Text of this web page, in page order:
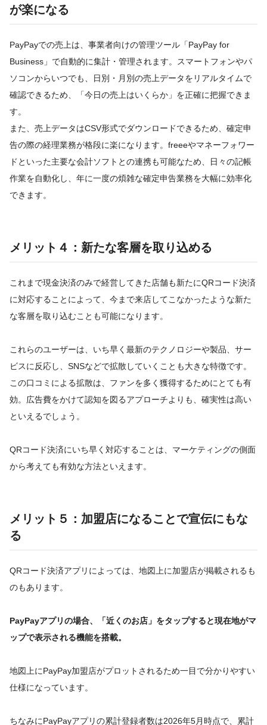
が楽になる
PayPayでの売上は、事業者向けの管理ツール「PayPay for
Business」で自動的に集計・管理されます。スマートフォンやパ
ソコンからいつでも、日別・月別の売上データをリアルタイムで
確認できるため、「今日の売上はいくらか」を正確に把握できま
す。
また、売上データはCSV形式でダウンロードできるため、確定申
告の際の経理業務が格段に楽になります。freeeやマネーフォワー
ドといった主要な会計ソフトとの連携も可能なため、日々の記帳
作業を自動化し、年に一度の煩雑な確定申告業務を大幅に効率化
できます。
メリット４：新たな客層を取り込める
これまで現金決済のみで経営してきた店舗も新たにQRコード決済
に対応することによって、今まで来店してこなかったような新た
な客層を取り込むことも可能になります。
これらのユーザーは、いち早く最新のテクノロジーや製品、サー
ビスに反応し、SNSなどで拡散していくことも大きな特徴です。
この口コミによる拡散は、ファンを多く獲得するためにとても有
効。広告費をかけて認知を図るアプローチよりも、確実性は高い
といえるでしょう。
QRコード決済にいち早く対応することは、マーケティングの側面
から考えても有効な方法といえます。
メリット５：加盟店になることで宣伝にもな
る
QRコード決済アプリによっては、地図上に加盟店が掲載されるも
のもあります。
PayPayアプリの場合、「近くのお店」をタップすると現在地がマ
ップで表示される機能を搭載。
地図上にPayPay加盟店がプロットされるため一目で分かりやすい
仕様になっています。
ちなみにPayPayアプリの累計登録者数は2026年5月時点で、累計